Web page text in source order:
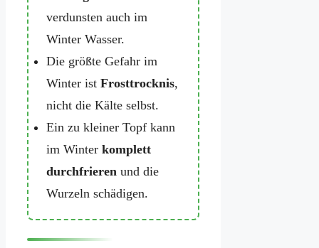
verdunsten auch im
Winter Wasser.
Die größte Gefahr im
Winter ist Frosttrocknis,
nicht die Kälte selbst.
Ein zu kleiner Topf kann
im Winter komplett
durchfrieren und die
Wurzeln schädigen.